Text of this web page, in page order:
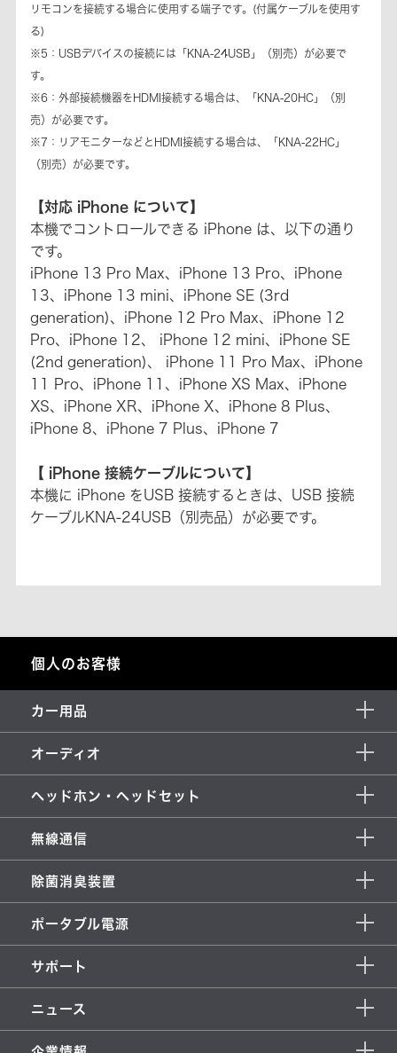
リモコンを接続する場合に使用する端子です。(付属ケーブルを使用す
る)
※5：USBデバイスの接続には「KNA-24USB」（別売）が必要で
す。
※6：外部接続機器をHDMI接続する場合は、「KNA-20HC」（別
売）が必要です。
※7：リアモニターなどとHDMI接続する場合は、「KNA-22HC」
（別売）が必要です。
【対応 iPhone について】
本機でコントロールできる iPhone は、以下の通り
です。
iPhone 13 Pro Max、iPhone 13 Pro、iPhone
13、iPhone 13 mini、iPhone SE (3rd
generation)、iPhone 12 Pro Max、iPhone 12
Pro、iPhone 12、 iPhone 12 mini、iPhone SE
(2nd generation)、 iPhone 11 Pro Max、iPhone
11 Pro、iPhone 11、iPhone XS Max、iPhone
XS、iPhone XR、iPhone X、iPhone 8 Plus、
iPhone 8、iPhone 7 Plus、iPhone 7
【 iPhone 接続ケーブルについて】
本機に iPhone をUSB 接続するときは、USB 接続
ケーブルKNA-24USB（別売品）が必要です。
個人のお客様
カー用品
オーディオ
ヘッドホン・ヘッドセット
無線通信
除菌消臭装置
ポータブル電源
サポート
ニュース